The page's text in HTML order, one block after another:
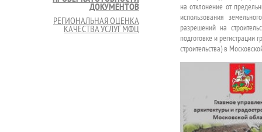
ДОКУМЕНТОВ
РЕГИОНАЛЬНАЯ ОЦЕНКА
КАЧЕСТВА УСЛУГ МФЦ
на отклонение от
использования
разрешений на
подготовке и регистрации
строительства) в